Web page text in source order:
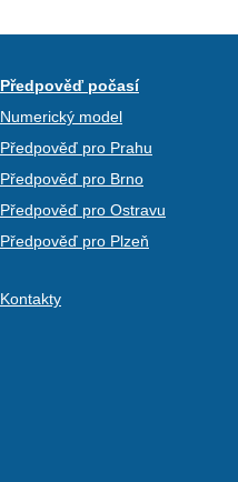
Předpověď počasí
Numerický model
Předpověď pro Prahu
Předpověď pro Brno
Předpověď pro Ostravu
Předpověď pro Plzeň
Kontakty